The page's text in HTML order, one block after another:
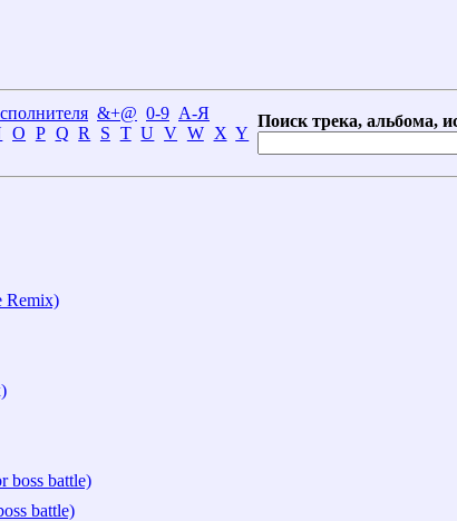
&+@ 0-9 А-Я
O P Q R S T U V W X Y
Поиск трека, альбома,
Remix)
boss battle)
battle)